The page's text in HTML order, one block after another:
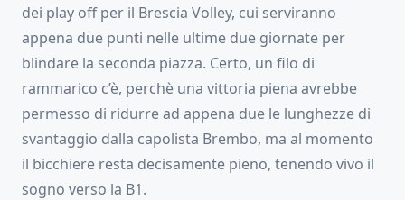
dei play off per il Brescia Volley, cui serviranno
appena due punti nelle ultime due giornate per
blindare la seconda piazza. Certo, un filo di
rammarico c’è, perchè una vittoria piena avrebbe
permesso di ridurre ad appena due le lunghezze di
svantaggio dalla capolista Brembo, ma al momento
il bicchiere resta decisamente pieno, tenendo vivo il
sogno verso la B1.